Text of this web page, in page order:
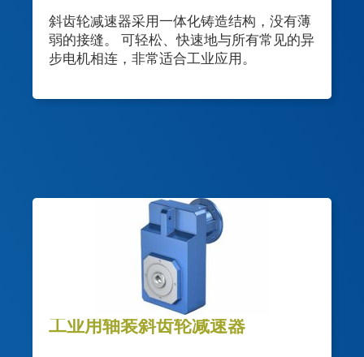
斜齿轮减速器采用一体化铸造结构，没有薄
弱的接缝。 可轻松、快速地与所有常见的异
步电机相连，非常适合工业应用。
工业用轴装斜齿轮减速器